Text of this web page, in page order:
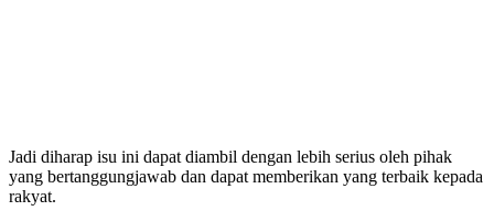
Jadi diharap isu ini dapat diambil dengan lebih serius oleh pihak
yang bertanggungjawab dan dapat memberikan yang terbaik kepada
rakyat.